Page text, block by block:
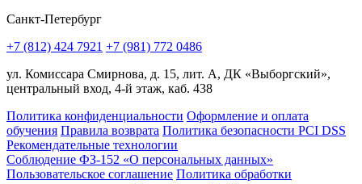
Санкт-Петербург
+7 (812) 424 7921 +7 (981) 772 0486
ул. Комиссара Смирнова, д. 15, лит. А, ДК «Выборгский»,
центральный вход, 4-й этаж, каб. 438
Политика конфиденциальности Оформление и оплата
обучения Правила возврата Политика безопасности PCI DSS
Рекомендательные технологии
Соблюдение ФЗ-152 «О персональ­ных данных»
Пользовательское соглашение Политика обработки